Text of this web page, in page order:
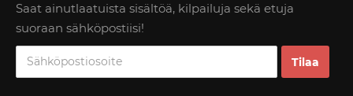
Saat ainutlaatuista sisältöä, kilpailuja sekä etuja
suoraan sähköpostiisi!